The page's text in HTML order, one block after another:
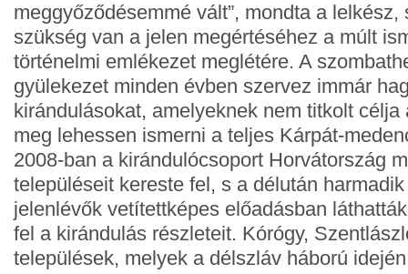
meggyőződésemmé vált”, mondta a lelkész,
szükség van a jelen megértéséhez a múlt
történelmi emlékezet meglétére. A
gyülekezet minden évben szervez immár
kirándulásokat, amelyeknek nem titkolt célja
meg lehessen ismerni a teljes Kárpát-
2008-ban a kirándulócsoport Horvátország
településeit kereste fel, s a délután
jelenlévők vetítettképes előadásban
fel a kirándulás részleteit. Kórógy,
települések, melyek a délszláv háború